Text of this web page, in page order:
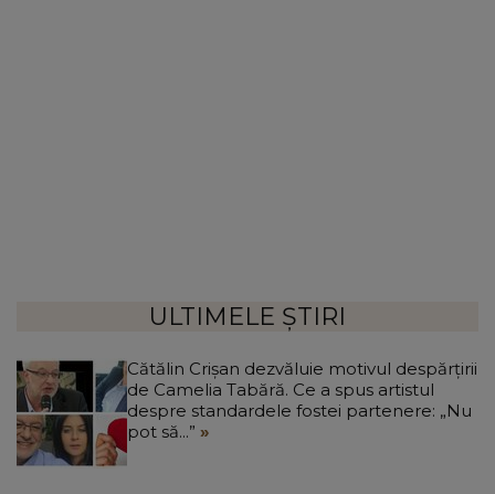
ULTIMELE ȘTIRI
Cătălin Crișan dezvăluie motivul despărțirii
de Camelia Tabără. Ce a spus artistul
despre standardele fostei partenere: „Nu
pot să...”